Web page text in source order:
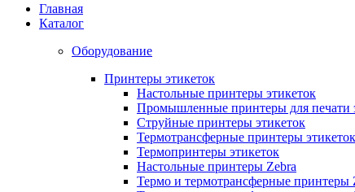
Главная
Каталог
Оборудование
Принтеры этикеток
Настольные принтеры этикеток
Промышленные принтеры для печати
Струйные принтеры этикеток
Термотрансферные принтеры этикеток
Термопринтеры этикеток
Настольные принтеры Zebra
Термо и термотрансферные принтеры